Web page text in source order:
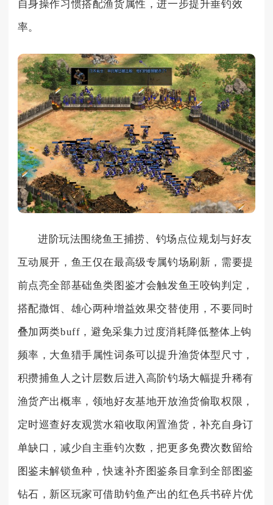
自身操作习惯搭配渔货属性，进一步提升垂钓效
率。
进阶玩法围绕鱼王捕捞、钓场点位规划与好友
互动展开，鱼王仅在最高级专属钓场刷新，需要提
前点亮全部基础鱼类图鉴才会触发鱼王咬钩判定，
搭配撒饵、雄心两种增益效果交替使用，不要同时
叠加两类buff，避免采集力过度消耗降低整体上钩
频率，大鱼猎手属性词条可以提升渔货体型尺寸，
积攒捕鱼人之计层数后进入高阶钓场大幅提升稀有
渔货产出概率，领地好友基地开放渔货偷取权限，
定时巡查好友观赏水箱收取闲置渔货，补充自身订
单缺口，减少自主垂钓次数，把更多免费次数留给
图鉴未解锁鱼种，快速补齐图鉴条目拿到全部图鉴
钻石，新区玩家可借助钓鱼产出的红色兵书碎片优